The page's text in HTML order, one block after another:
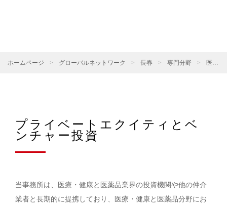
ホームページ > グローバルネットワーク > 長春 > 専門分野 > 医療と健康・薬事
プライベートエクイティとベ
ンチャー投資
当事務所は、医療・健康と医薬品業界の投資機関や他の仲介
業者と長期的に提携しており、医療・健康と医薬品分野にお